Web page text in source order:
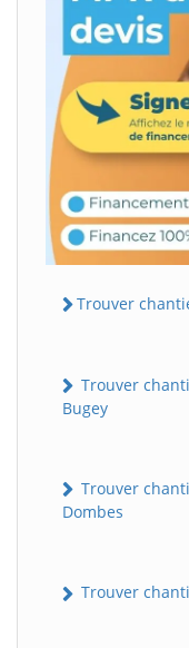
Trouver
Trouver
Bugey
Trouver
Dombes
Trouver